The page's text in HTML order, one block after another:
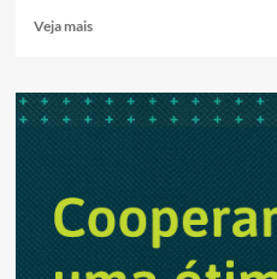
Veja maisRead
Rede
Hemo
para
médicos
generalistas